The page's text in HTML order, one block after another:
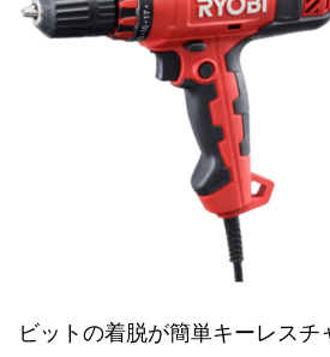
ビットの着脱が簡単キーレスチ